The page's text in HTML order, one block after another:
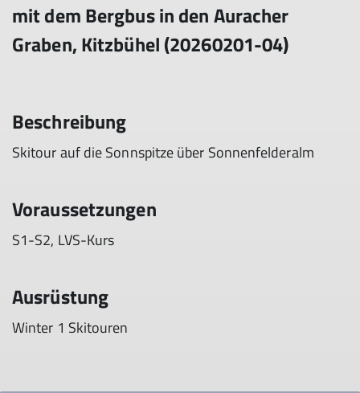
mit dem Bergbus in den Auracher
Graben, Kitzbühel (20260201-04)
Beschreibung
Skitour auf die Sonnspitze über Sonnenfelderalm
Voraussetzungen
S1-S2, LVS-Kurs
Ausrüstung
Winter 1 Skitouren